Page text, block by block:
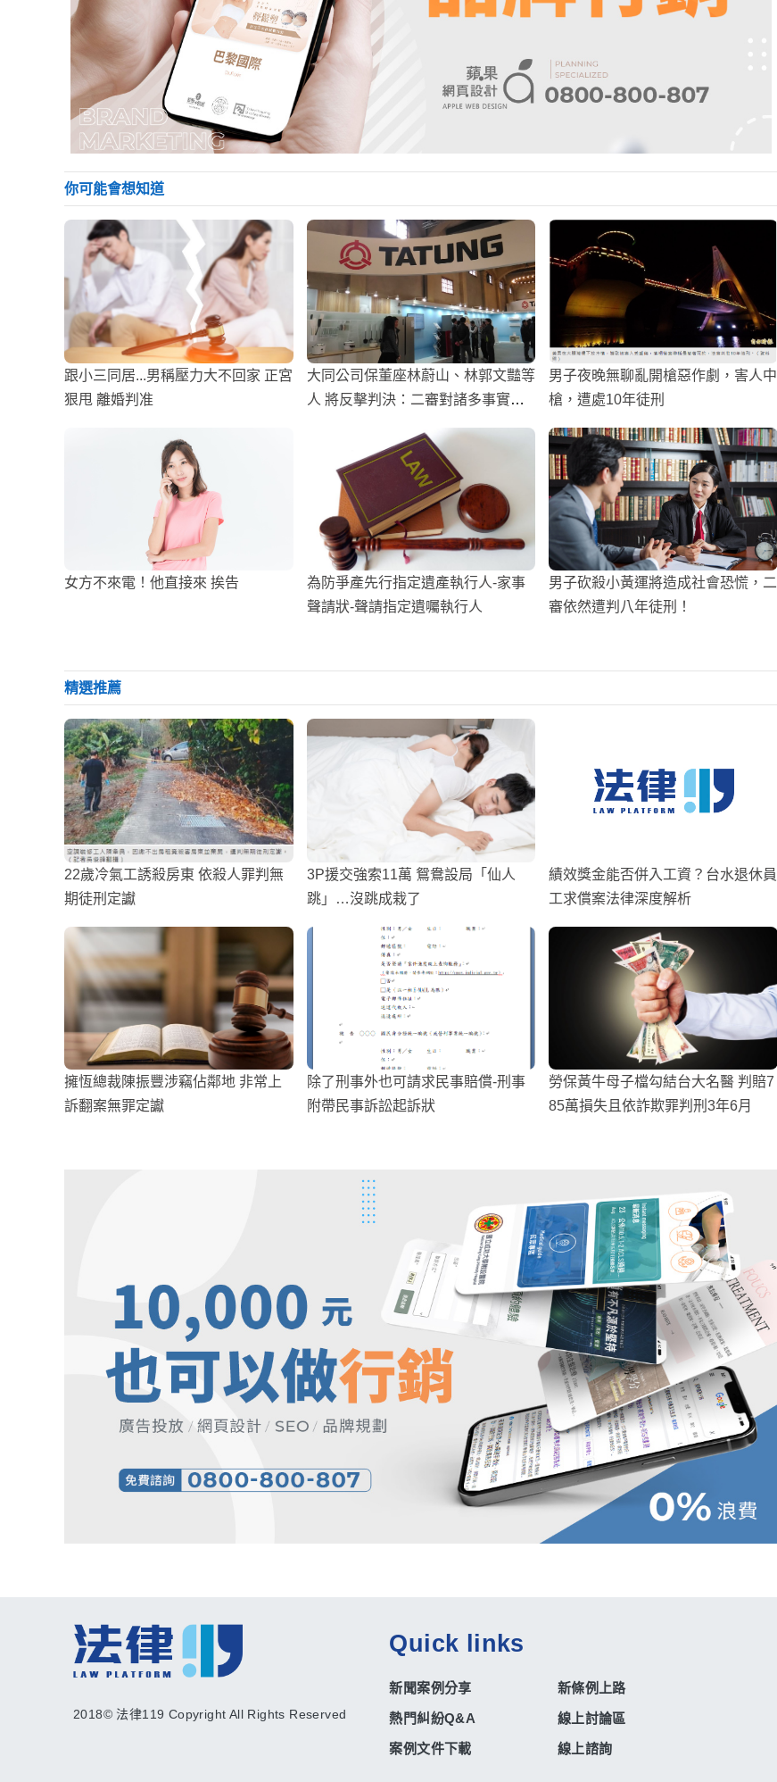
你可能會想知道
跟小三同居...男稱壓力大不回家 正宮
狠甩 離婚判准
大同公司保董座林蔚山、林郭文豔等
人 將反擊判決：二審對諸多事實過
男子夜晚無聊亂開槍惡作劇，害人中
槍，遭處10年徒刑
女方不來電！他直接來 挨告
為防爭產先行指定遺產執行人-家事
聲請狀-聲請指定遺囑執行人
男子砍殺小黃運將造成社會恐慌，二
審依然遭判八年徒刑！
精選推薦
22歲冷氣工誘殺房東 依殺人罪判無
期徒刑定讞
3P援交強索11萬 鴛鴦設局「仙人
跳」…沒跳成栽了
績效獎金能否併入工資？台水退休員
工求償案法律深度解析
擁恆總裁陳振豐涉竊佔鄰地 非常上
訴翻案無罪定讞
除了刑事外也可請求民事賠償-刑事
附帶民事訴訟起訴狀
勞保黃牛母子檔勾結台大名醫 判賠7
85萬損失且依詐欺罪判刑3年6月
2018© 法律119 Copyright All Rights Reserved
Quick links
新聞案例分享
新條例上路
熱門糾紛Q&A
線上討論區
案例文件下載
線上諮詢